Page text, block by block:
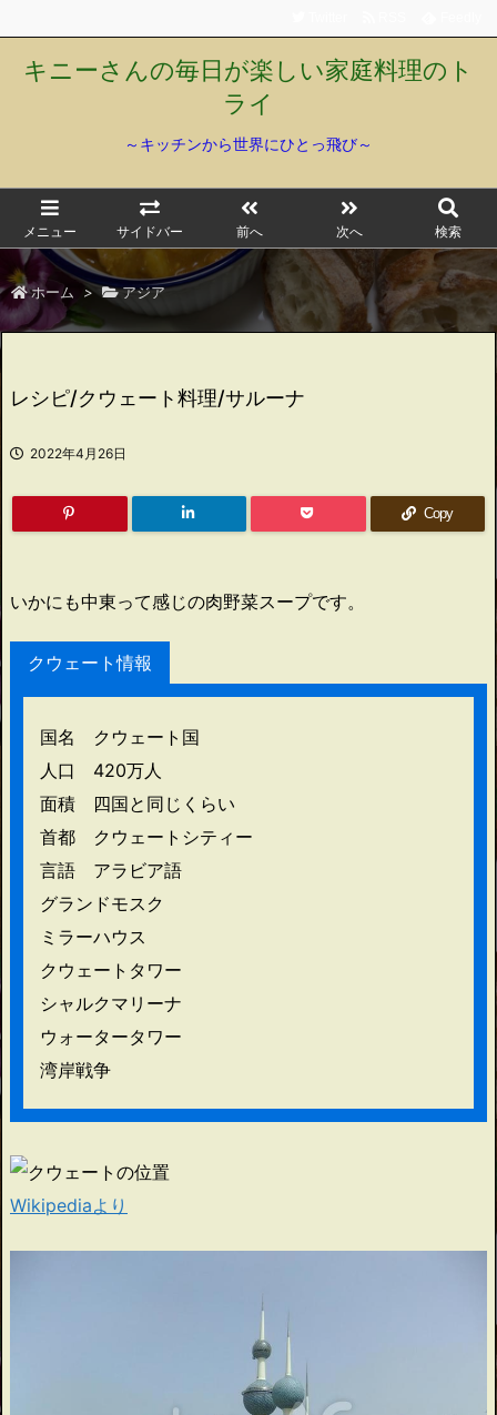
キニーさんの毎日が楽しい家庭料理のト
ライ
～キッチンから世界にひとっ飛び～
メニュー サイドバー 前へ 次へ 検索
ホーム > アジア
レシピ/クウェート料理/サルーナ
2022年4月26日
Copy
いかにも中東って感じの肉野菜スープです。
クウェート情報
国名 クウェート国
人口 420万人
面積 四国と同じくらい
首都 クウェートシティー
言語 アラビア語
グランドモスク
ミラーハウス
クウェートタワー
シャルクマリーナ
ウォータータワー
湾岸戦争
Wikipediaより